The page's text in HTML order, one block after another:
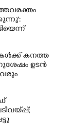
ബ്രയാൻ
കനത്ത
ഉടൻ
വരും